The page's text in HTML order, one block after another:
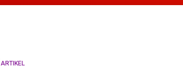
ARTIKEL